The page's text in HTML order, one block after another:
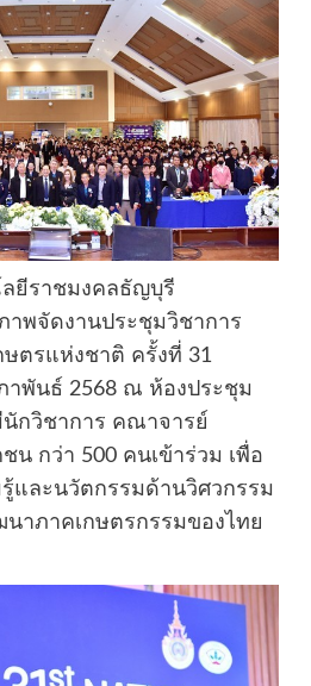
ยีราชมงคลธัญบุรี
าพจัดงานประชุมวิชาการ
ษตรแห่งชาติ ครั้งที่ 31
าพันธ์ 2568 ณ ห้องประชุม
กวิชาการ คณาจารย์
น กว่า 500 คนเข้าร่วม เพื่อ
และนวัตกรรมด้านวิศวกรรม
าภาคเกษตรกรรมของไทย